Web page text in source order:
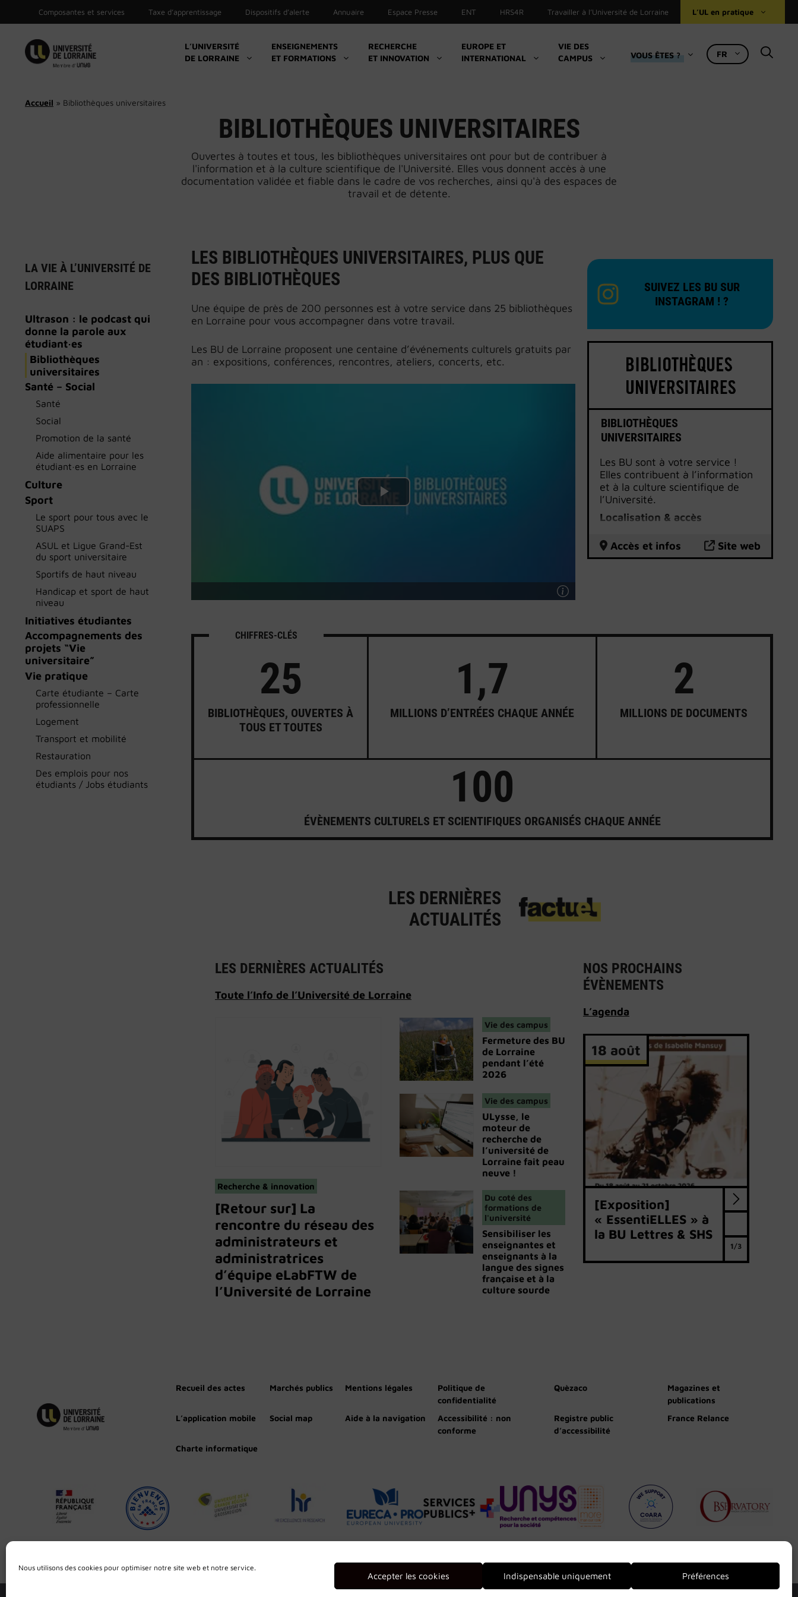
Nous utilisons des cookies pour optimiser notre site web et notre service.
Accepter les cookies Indispensable uniquement Préférences
Composantes et services Taxe d’apprentissage Dispositifs d’alerte Annuaire Espace Presse ENT HRS4R Travailler à l’Université de Lorraine L’UL en pratique
Candidatures
Accompagnement vers le stage, l’emploi,
Initiatives et associations étudiantes
Santé
Handicap
La boutique UL
Accueil international
Se loger
Restauration, logement, bourses (Crous)
L’UNIVERSITÉ
DE LORRAINE
ENSEIGNEMENTS
ET FORMATIONS
RECHERCHE
ET INNOVATION
EUROPE ET
INTERNATIONAL
VIE DES
CAMPUS
VOUS ÊTES ? FR
Accueil » Bibliothèques universitaires
BIBLIOTHÈQUES UNIVERSITAIRES
Ouvertes à toutes et tous, les bibliothèques universitaires ont pour but de contribuer à
l'information et à la culture scientifique de l'Université. Elles vous donnent accès à une
documentation validée et fiable dans le cadre de vos recherches, ainsi qu'à des espaces de
travail et de détente.
LES BIBLIOTHÈQUES UNIVERSITAIRES, PLUS QUE
DES BIBLIOTHÈQUES
Une équipe de près de 200 personnes est à votre service dans 25 bibliothèques
en Lorraine pour vous accompagner dans votre travail.
Les BU de Lorraine proposent une centaine d’événements culturels gratuits par
an : expositions, conférences, rencontres, ateliers, concerts, etc.
SUIVEZ LES BU SUR
INSTAGRAM ! ?
BIBLIOTHÈQUES
UNIVERSITAIRES
Les BU sont à votre service !
Elles contribuent à l’information
et à la culture scientifique de
l’Université.
Localisation & accès
Les informations d’accès aux
bibliothèques universitairessont
Accès et infos Site web
CHIFFRES-CLÉS
25
BIBLIOTHÈQUES, OUVERTES À
TOUS ET TOUTES
1,7
MILLIONS D’ENTRÉES CHAQUE ANNÉE
2
MILLIONS DE DOCUMENTS
100
ÉVÈNEMENTS CULTURELS ET SCIENTIFIQUES ORGANISÉS CHAQUE ANNÉE
LES DERNIÈRES
ACTUALITÉS
LES DERNIÈRES ACTUALITÉS
Toute l’Info de l’Université de Lorraine
Recherche & innovation
[Retour sur] La
rencontre du réseau des
administrateurs et
administratrices
d’équipe eLabFTW de
l’Université de Lorraine
Vie des campus
Fermeture des BU
de Lorraine
pendant l’été
2026
Vie des campus
ULysse, le
moteur de
recherche de
l’université de
Lorraine fait peau
neuve !
Du coté des
formations de
l'université
Sensibiliser les
enseignantes et
enseignants à la
langue des signes
française et à la
culture sourde
NOS PROCHAINS
ÉVÈNEMENTS
L’agenda
18 août
[Exposition]
« EssentiELLES » à
la BU Lettres & SHS
1/3
LA VIE À L’UNIVERSITÉ DE
LORRAINE
Ultrason : le podcast qui
donne la parole aux
étudiant·es
Bibliothèques
universitaires
Santé – Social
Santé
Social
Promotion de la santé
Aide alimentaire pour les
étudiant·es en Lorraine
Culture
Sport
Le sport pour tous avec le
SUAPS
ASUL et Ligue Grand-Est
du sport universitaire
Sportifs de haut niveau
Handicap et sport de haut
niveau
Initiatives étudiantes
Accompagnements des
projets “Vie
universitaire”
Vie pratique
Carte étudiante – Carte
professionnelle
Logement
Transport et mobilité
Restauration
Des emplois pour nos
étudiants / Jobs étudiants
Recueil des actes Marchés publics Mentions légales
Politique de
confidentialité
Quèzaco
Magazines et
publications
L’application mobile
Social map Aide à la navigation
Accessibilité : non
conforme
Registre public
d’accessibilité
France Relance
Charte informatique